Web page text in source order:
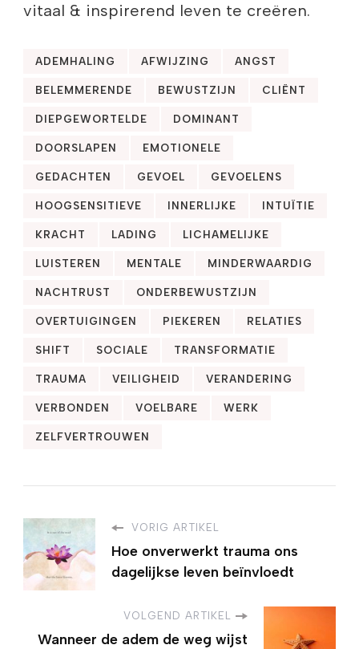
vitaal & inspirerend leven te creëren.
ADEMHALING AFWIJZING ANGST
BELEMMERENDE BEWUSTZIJN CLIËNT
DIEPGEWORTELDE DOMINANT
DOORSLAPEN EMOTIONELE
GEDACHTEN GEVOEL GEVOELENS
HOOGSENSITIEVE INNERLIJKE INTUÏTIE
KRACHT LADING LICHAMELIJKE
LUISTEREN MENTALE MINDERWAARDIG
NACHTRUST ONDERBEWUSTZIJN
OVERTUIGINGEN PIEKEREN RELATIES
SHIFT SOCIALE TRANSFORMATIE
TRAUMA VEILIGHEID VERANDERING
VERBONDEN VOELBARE WERK
ZELFVERTROUWEN
VORIG ARTIKEL
Hoe onverwerkt trauma ons
dagelijkse leven beïnvloedt
VOLGEND ARTIKEL
Wanneer de adem de weg wijst